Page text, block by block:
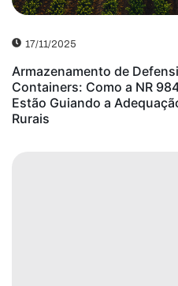
17/11/2025
Armazenamento de
Containers: Como a NR
Estão Guiando a
Rurais